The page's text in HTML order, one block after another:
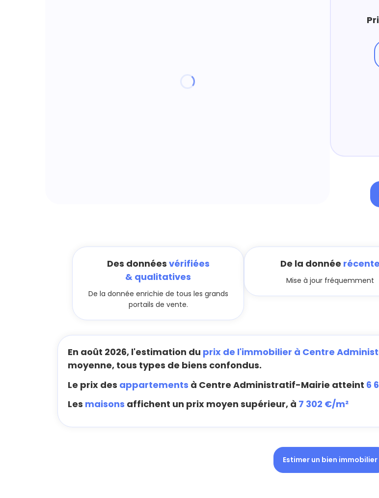
Des données vérifiées
& qualitatives
De la donnée enrichie de tous les grands
portails de vente.
De la donnée récente
Mise à jour fréquemment
En août 2026, l'estimation du prix de l'immobilier à Centre
moyenne, tous types de biens confondus.
Le prix des appartements à Centre Administratif-Mairie atteint 6
Les maisons affichent un prix moyen supérieur, à 7 302 €/m²
Estimer un bien immobilier